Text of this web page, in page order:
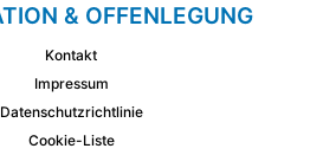
& OFFENLEGUNG
Kontakt
Impressum
Datenschutzrichtlinie
Cookie-Liste